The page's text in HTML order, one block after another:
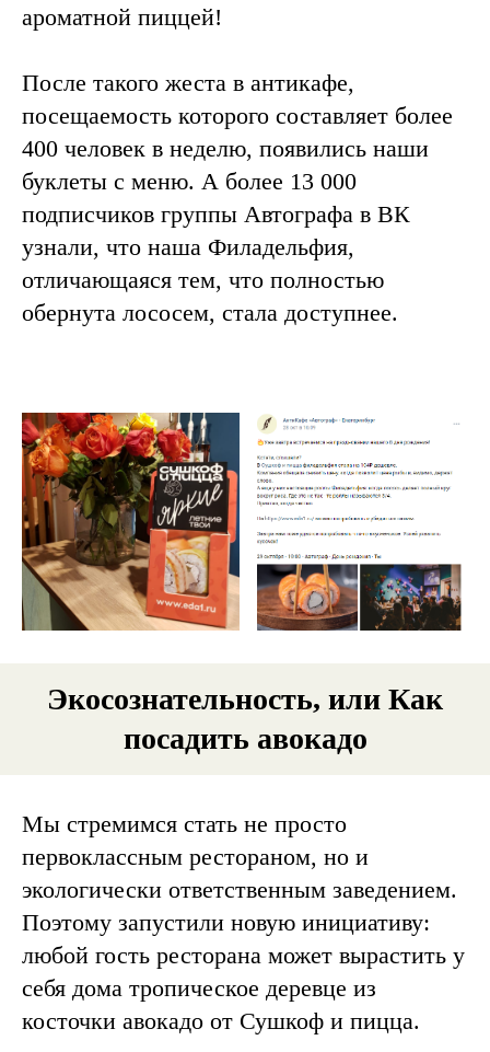
ароматной пиццей!
После такого жеста в антикафе,
посещаемость которого составляет более
400 человек в неделю, появились наши
буклеты с меню. А более 13 000
подписчиков группы Автографа в ВК
узнали, что наша Филадельфия,
отличающаяся тем, что полностью
обернута лососем, стала доступнее.
Экосознательность, или Как
посадить авокадо
Мы стремимся стать не просто
первоклассным рестораном, но и
экологически ответственным заведением.
Поэтому запустили новую инициативу:
любой гость ресторана может вырастить у
себя дома тропическое деревце из
косточки авокадо от Сушкоф и пицца.